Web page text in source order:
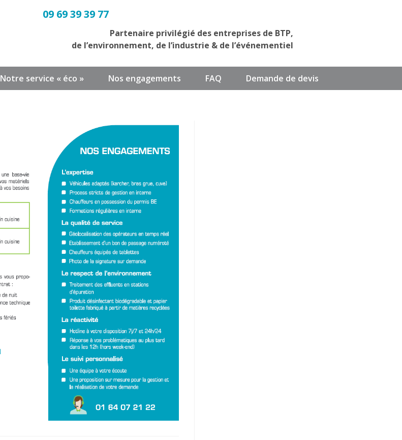
09 69 39 39 77
Partenaire privilégié des entreprises de BTP,
de l’environnement, de l’industrie & de l’événementiel
Notre service « éco » Nos engagements FAQ Demande de devis